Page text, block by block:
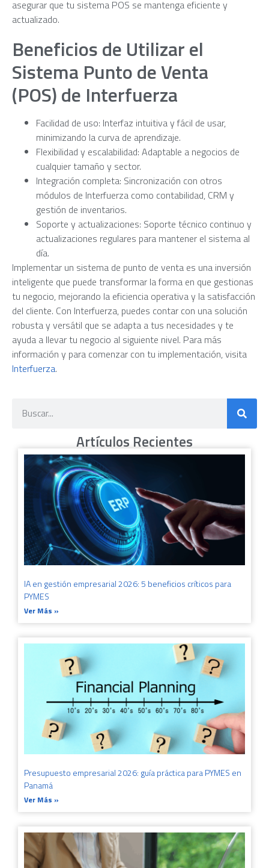
asegurar que tu sistema POS se mantenga eficiente y
actualizado.
Beneficios de Utilizar el
Sistema Punto de Venta
(POS) de Interfuerza
Facilidad de uso: Interfaz intuitiva y fácil de usar,
minimizando la curva de aprendizaje.
Flexibilidad y escalabilidad: Adaptable a negocios de
cualquier tamaño y sector.
Integración completa: Sincronización con otros
módulos de Interfuerza como contabilidad, CRM y
gestión de inventarios.
Soporte y actualizaciones: Soporte técnico continuo y
actualizaciones regulares para mantener el sistema al
día.
Implementar un sistema de punto de venta es una inversión
inteligente que puede transformar la forma en que gestionas
tu negocio, mejorando la eficiencia operativa y la satisfacción
del cliente. Con Interfuerza, puedes contar con una solución
robusta y versátil que se adapta a tus necesidades y te
ayuda a llevar tu negocio al siguiente nivel. Para más
información y para comenzar con tu implementación, visita
Interfuerza.
Artículos Recientes
IA en gestión empresarial 2026: 5 beneficios críticos para
PYMES
Ver Más »
Presupuesto empresarial 2026: guía práctica para PYMES en
Panamá
Ver Más »